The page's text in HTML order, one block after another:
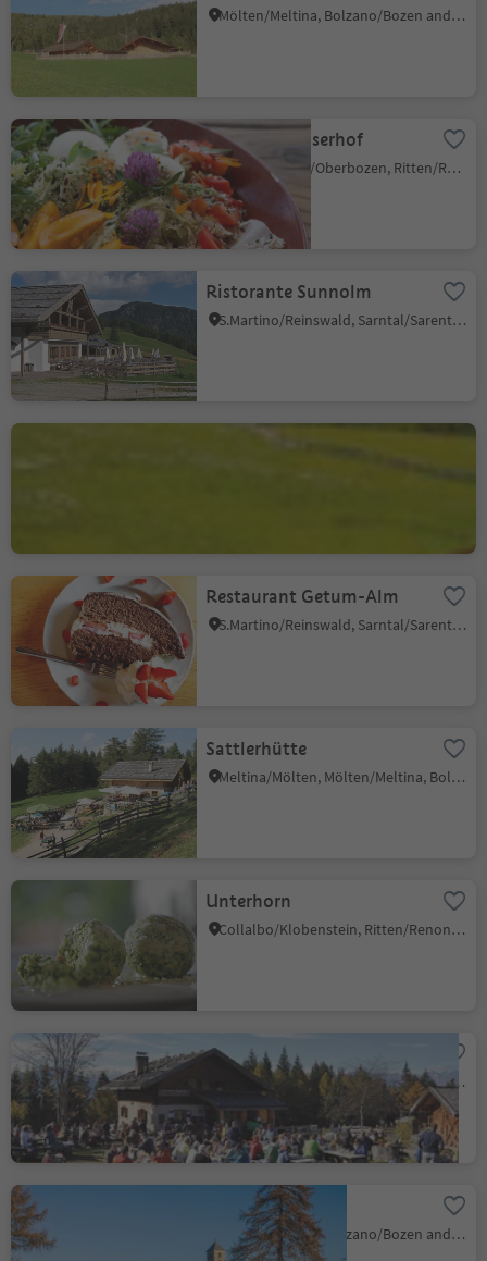
Mölten/Meltina, Bolzano/Bozen and environs
Hofkaffee Kaserhof
Soprabolzano/Oberbozen, Ritten/Renon, Bolzano/Bozen and environs
Ristorante Sunnolm
S.Martino/Reinswald, Sarntal/Sarentino, Bolzano/Bozen and environs
Restaurant Getum-Alm
S.Martino/Reinswald, Sarntal/Sarentino, Bolzano/Bozen and environs
Sattlerhütte
Meltina/Mölten, Mölten/Meltina, Bolzano/Bozen and environs
Unterhorn
Collalbo/Klobenstein, Ritten/Renon, Bolzano/Bozen and environs
Gschnoferstall
Frassineto/Verschneid, Mölten/Meltina, Bolzano/Bozen and environs
Langfenn
Mölten/Meltina, Bolzano/Bozen and environs